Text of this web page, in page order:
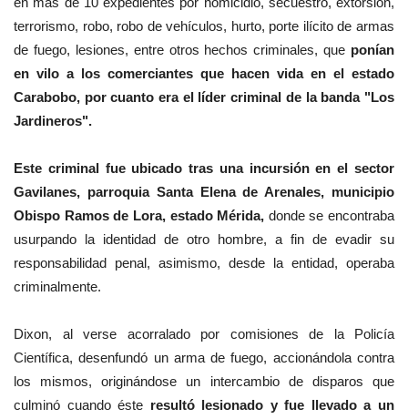
terrorismo, robo, robo de vehículos, hurto, porte ilícito de armas
de fuego, lesiones, entre otros hechos criminales, que ponían
en vilo a los comerciantes que hacen vida en el estado
Carabobo, por cuanto era el líder criminal de la banda "Los
Jardineros".
Este criminal fue ubicado tras una incursión en el sector
Gavilanes, parroquia Santa Elena de Arenales, municipio
Obispo Ramos de Lora, estado Mérida, donde se encontraba
usurpando la identidad de otro hombre, a fin de evadir su
responsabilidad penal, asimismo, desde la entidad, operaba
criminalmente.
Dixon, al verse acorralado por comisiones de la Policía
Científica, desenfundó un arma de fuego, accionándola contra
los mismos, originándose un intercambio de disparos que
culminó cuando éste resultó lesionado y fue llevado a un